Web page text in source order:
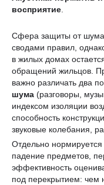
восприятие
Сфера защиты от
сводами правил,
в жилых домах
обращений жильцов.
важно различать два
шума (разговоры,
индексом изоляции
способность
звуковые колебания,
Отдельно
падение предметов,
эффективность
под перекрытием: чем